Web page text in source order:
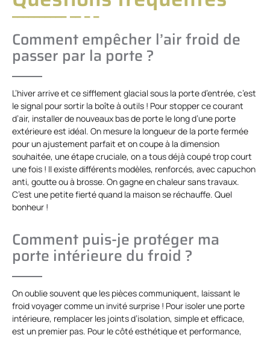
Comment empêcher l’air froid de
passer par la porte ?
L’hiver arrive et ce sifflement glacial sous la porte d’entrée, c’est
le signal pour sortir la boîte à outils ! Pour stopper ce courant
d’air, installer de nouveaux bas de porte le long d’une porte
extérieure est idéal. On mesure la longueur de la porte fermée
pour un ajustement parfait et on coupe à la dimension
souhaitée, une étape cruciale, on a tous déjà coupé trop court
une fois ! Il existe différents modèles, renforcés, avec capuchon
anti, goutte ou à brosse. On gagne en chaleur sans travaux.
C’est une petite fierté quand la maison se réchauffe. Quel
bonheur !
Comment puis-je protéger ma
porte intérieure du froid ?
On oublie souvent que les pièces communiquent, laissant le
froid voyager comme un invité surprise ! Pour isoler une porte
intérieure, remplacer les joints d’isolation, simple et efficace,
est un premier pas. Pour le côté esthétique et performance,